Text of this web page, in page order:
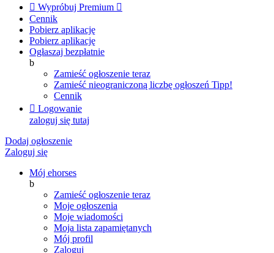
 Wypróbuj Premium 
Cennik
Pobierz aplikację
Pobierz aplikację
Ogłaszaj bezpłatnie
b
Zamieść ogłoszenie teraz
Zamieść nieograniczoną liczbę ogłoszeń Tipp!
Cennik
 Logowanie
zaloguj się tutaj
Dodaj ogłoszenie
Zaloguj się
Mój ehorses
b
Zamieść ogłoszenie teraz
Moje ogłoszenia
Moje wiadomości
Moja lista zapamiętanych
Mój profil
Zaloguj